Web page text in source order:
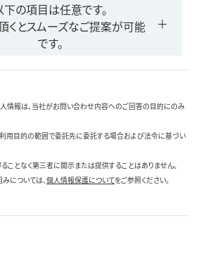
下の項目は任意です。
くとスムーズなご提案が可能
です。
情報は、当社がお問い合わせ内容へのご回答の目的にのみ
用目的の範囲で委託先に委託する場合および法令に基づい
ことなく第三者に開示または提供することはありません。
については、個人情報保護についてをご参照ください。